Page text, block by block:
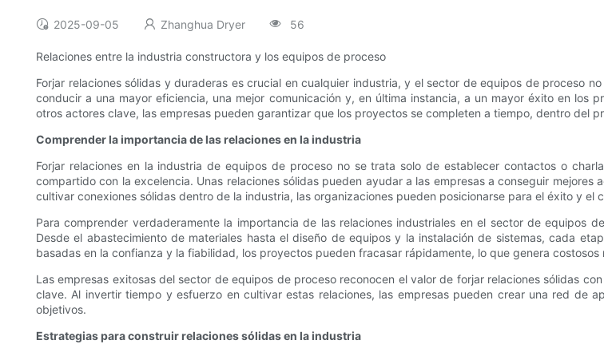
2025-09-05 Zhanghua Dryer 56
Relaciones entre la industria constructora y los equipos de proceso
Forjar relaciones sólidas y duraderas es crucial en cualquier industria, y el sector de equipos de proceso
conducir a una mayor eficiencia, una mejor comunicación y, en última instancia, a un mayor éxito en los
otros actores clave, las empresas pueden garantizar que los proyectos se completen a tiempo, dentro del
Comprender la importancia de las relaciones en la industria
Forjar relaciones en la industria de equipos de proceso no se trata solo de establecer contactos o
compartido con la excelencia. Unas relaciones sólidas pueden ayudar a las empresas a conseguir
cultivar conexiones sólidas dentro de la industria, las organizaciones pueden posicionarse para el éxito y el
Para comprender verdaderamente la importancia de las relaciones industriales en el sector de equipos
Desde el abastecimiento de materiales hasta el diseño de equipos y la instalación de sistemas, cada
basadas en la confianza y la fiabilidad, los proyectos pueden fracasar rápidamente, lo que genera
Las empresas exitosas del sector de equipos de proceso reconocen el valor de forjar relaciones sólidas
clave. Al invertir tiempo y esfuerzo en cultivar estas relaciones, las empresas pueden crear una red de
objetivos.
Estrategias para construir relaciones sólidas en la industria